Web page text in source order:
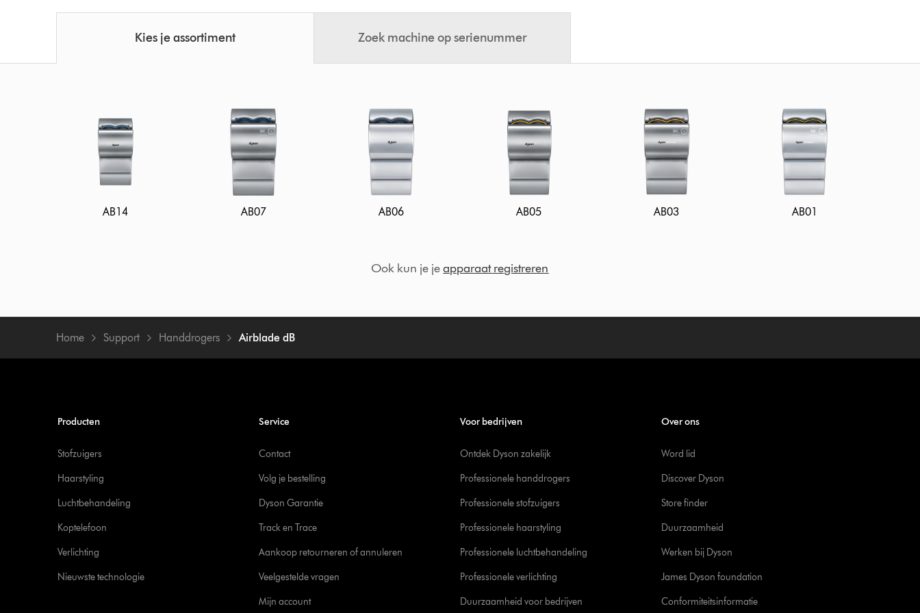
Kies je assortiment Zoek machine op serienummer
AB14 AB07 AB06 AB05 AB03 AB01
Ook kun je jeapparaat registreren
Home Support Handdrogers Airblade dB
Producten
Stofzuigers
Haarstyling
Luchtbehandeling
Koptelefoon
Verlichting
Nieuwste technologie
Service
Contact
Volg je bestelling
Dyson Garantie
Track en Trace
Aankoop retourneren of annuleren
Veelgestelde vragen
Mijn account
Voor bedrijven
Ontdek Dyson zakelijk
Professionele handdrogers
Professionele stofzuigers
Professionele haarstyling
Professionele luchtbehandeling
Professionele verlichting
Duurzaamheid voor bedrijven
Over ons
Word lid
Discover Dyson
Store finder
Duurzaamheid
Werken bij Dyson
James Dyson foundation
Conformiteitsinformatie